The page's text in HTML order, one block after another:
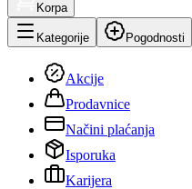
Korpa
Kategorije Pogodnosti
Akcije
Prodavnice
Načini plaćanja
Isporuka
Karijera